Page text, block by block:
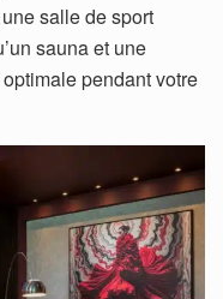
salle de sport
sauna et une
pendant votre